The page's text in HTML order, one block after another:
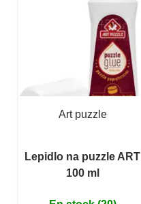
Art puzzle
Lepidlo na puzzle ART
100 ml